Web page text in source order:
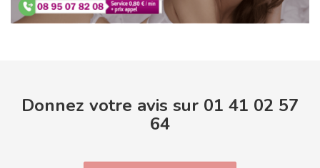
Donnez votre avis sur 01 41 02 57
64